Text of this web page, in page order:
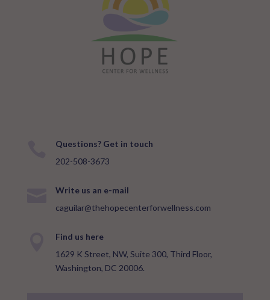
Questions? Get in touch
202-508-3673
Write us an e-mail
caguilar@thehopecenterforwellness.com
Find us here
1629 K Street, NW, Suite 300, Third Floor,
Washington, DC 20006.